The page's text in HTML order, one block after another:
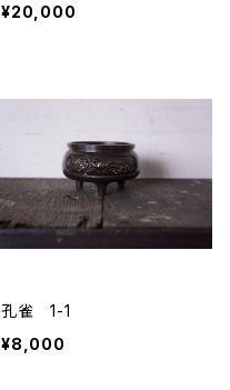
¥20,000
孔雀 1-1
¥8,000